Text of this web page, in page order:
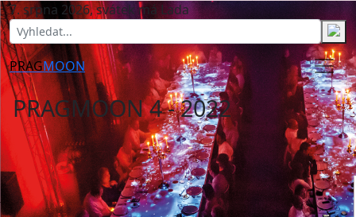
7. srpna 2026, svátek má Lada
PRAGMOON
PRAGMOON 4 - 2022